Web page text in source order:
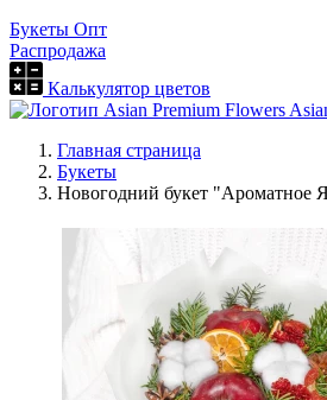
Букеты Опт
Распродажа
Калькулятор цветов
Главная страница
Букеты
Новогодний букет "Ароматное